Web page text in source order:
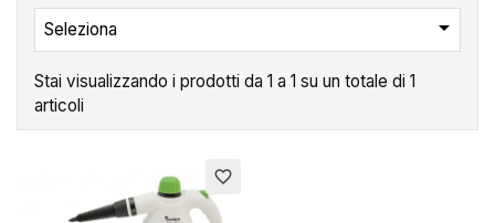
Seleziona 
Stai visualizzando i prodotti da 1 a 1 su un totale di 1
articoli
favorite_border